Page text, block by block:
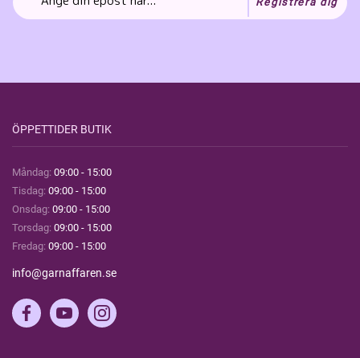
ÖPPETTIDER BUTIK
Måndag: 09:00 - 15:00
Tisdag: 09:00 - 15:00
Onsdag: 09:00 - 15:00
Torsdag: 09:00 - 15:00
Fredag: 09:00 - 15:00
info@garnaffaren.se